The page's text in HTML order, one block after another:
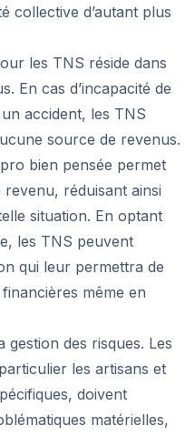
collective d’autant plus
les TNS réside dans
En cas d’incapacité de
accident, les TNS
source de revenus.
bien pensée permet
réduisant ainsi
situation. En optant
les TNS peuvent
qui leur permettra de
même en
des risques. Les
les artisans et
doivent
matérielles,